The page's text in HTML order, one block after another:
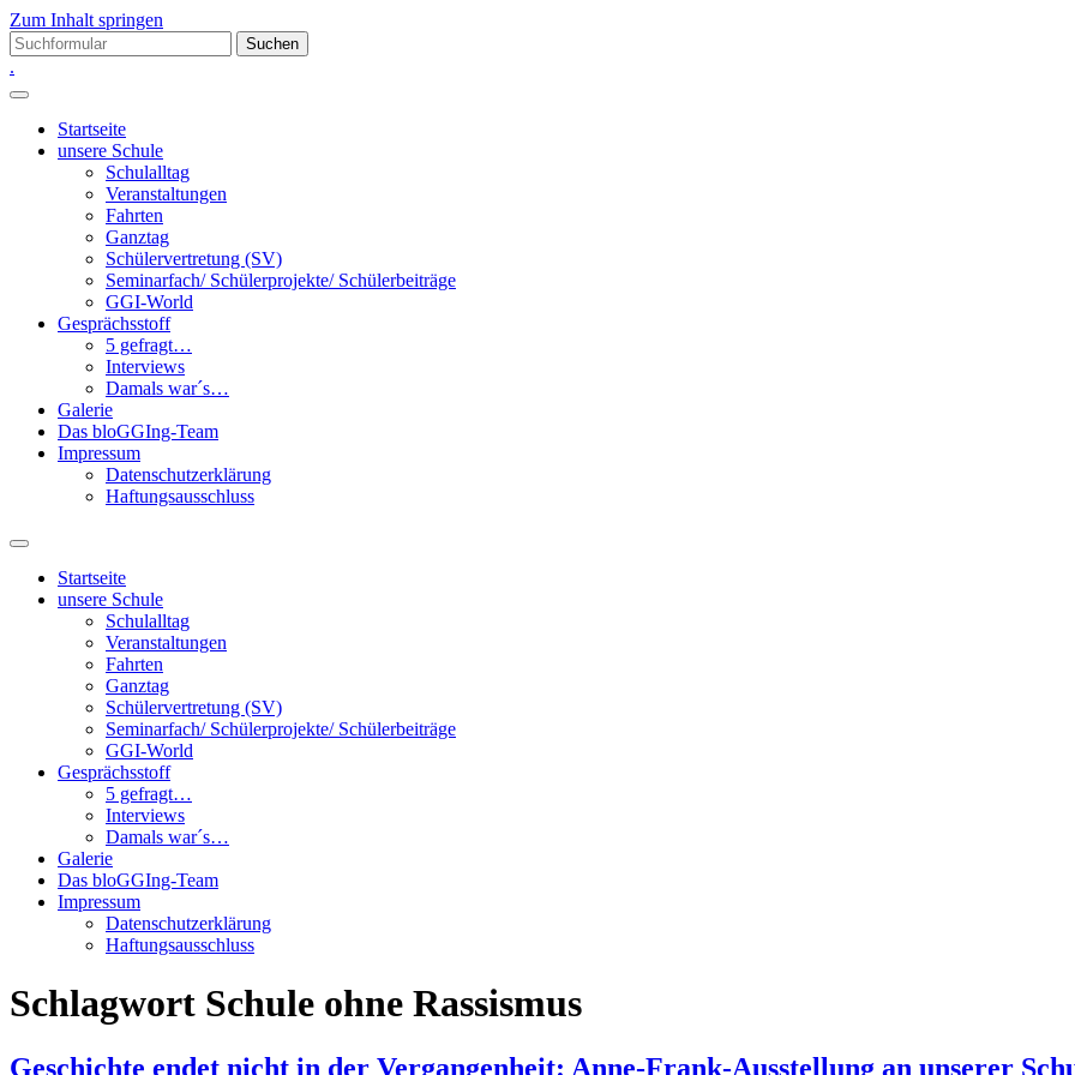
Zum Inhalt springen
Suchen
nach:
.
Startseite
unsere Schule
Schulalltag
Veranstaltungen
Fahrten
Ganztag
Schülervertretung (SV)
Seminarfach/ Schülerprojekte/ Schülerbeiträge
GGI-World
Gesprächsstoff
5 gefragt…
Interviews
Damals war´s…
Galerie
Das bloGGIng-Team
Impressum
Datenschutzerklärung
Haftungsausschluss
Suchfeld
ein-/ausblenden
Startseite
unsere Schule
Schulalltag
Veranstaltungen
Fahrten
Ganztag
Schülervertretung (SV)
Seminarfach/ Schülerprojekte/ Schülerbeiträge
GGI-World
Gesprächsstoff
5 gefragt…
Interviews
Damals war´s…
Galerie
Das bloGGIng-Team
Impressum
Datenschutzerklärung
Haftungsausschluss
Schlagwort Schule ohne Rassismus
Geschichte endet nicht in der Vergangenheit: Anne-Frank-Ausstellung an unserer